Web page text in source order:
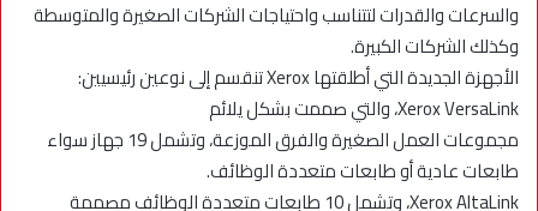
والسرعات والقدرات لتتناسب واحتياجات الشركات الصغيرة والمتوسطة
وكذلك الشركات الكبيرة.
الأجهزة الجديدة التي أطلقتها Xerox تنقسم إلى نوعين رئيسيين:
Xerox VersaLink، والتي صممت بشكل يلائم
مجموعات العمل الصغيرة والفرق الموزعة، وتشمل 19 جهاز سواء
طابعات عادية أو طابعات متعددة الوظائف.
Xerox AltaLink، وتشمل 10 طابعات متعددة الوظائف مصممة